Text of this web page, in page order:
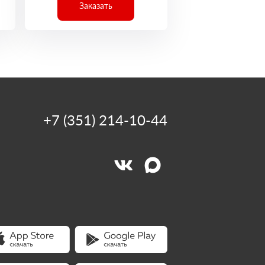
Заказать
+7 (351) 214-10-44